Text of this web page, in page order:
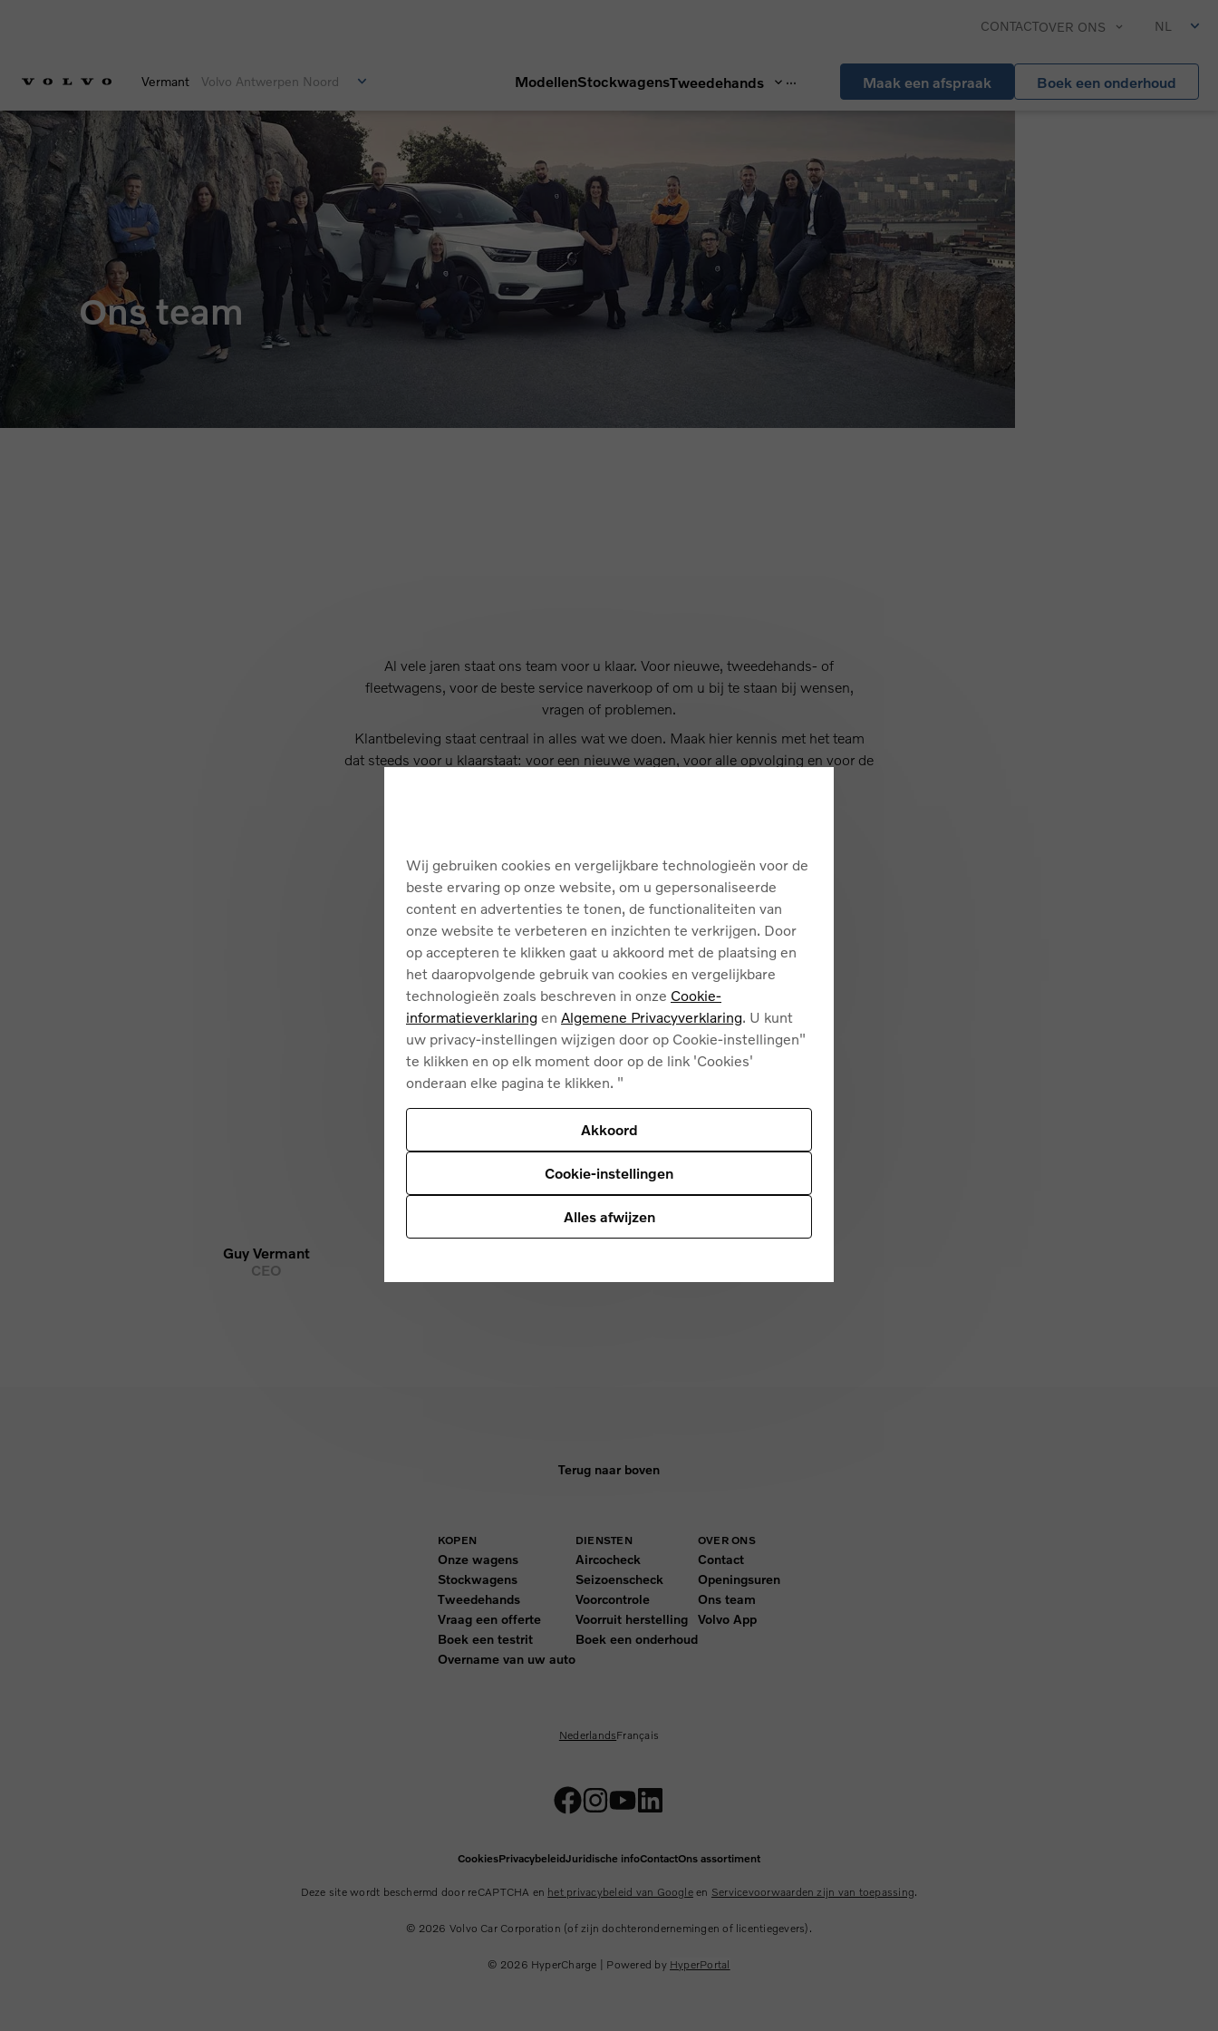
CONTACTOVER ONS NL
Vermant Volvo Antwerpen Noord ModellenStockwagensTweedehands Maak een afspraak Boek een onderhoud
Ons team
Al vele jaren staat ons team voor u klaar. Voor nieuwe, tweedehands- of
fleetwagens, voor de beste service naverkoop of om u bij te staan bij wensen,
vragen of problemen.
Klantbeleving staat centraal in alles wat we doen. Maak hier kennis met het team
dat steeds voor u klaarstaat: voor een nieuwe wagen, voor alle opvolging en voor de
Uw Volvo-team Volvo Antwerpen Noord
CEO(1 )
guy@vermant.be
Guy Vermant
CEO
Terug naar boven
KOPEN
Onze wagens
Stockwagens
Tweedehands
Vraag een offerte
Boek een testrit
Overname van uw auto
DIENSTEN
Aircocheck
Seizoenscheck
Voorcontrole
Voorruit herstelling
Boek een onderhoud
OVER ONS
Contact
Openingsuren
Ons team
Volvo App
NederlandsFrançais
CookiesPrivacybeleidJuridische infoContactOns assortiment
Deze site wordt beschermd door reCAPTCHA en het privacybeleid van Googleen Servicevoorwaarden zijn van toepassing.
© 2026 Volvo Car Corporation (of zijn dochterondernemingen of licentiegevers).
© 2026 HyperCharge | Powered by HyperPortal
Wij gebruiken cookies en vergelijkbare technologieën voor de
beste ervaring op onze website, om u gepersonaliseerde
content en advertenties te tonen, de functionaliteiten van
onze website te verbeteren en inzichten te verkrijgen. Door
op accepteren te klikken gaat u akkoord met de plaatsing en
het daaropvolgende gebruik van cookies en vergelijkbare
technologieën zoals beschreven in onze Cookie-
informatieverklaring en Algemene Privacyverklaring. U kunt
uw privacy-instellingen wijzigen door op Cookie-instellingen"
te klikken en op elk moment door op de link 'Cookies'
onderaan elke pagina te klikken. "
Akkoord
Cookie-instellingen
Alles afwijzen